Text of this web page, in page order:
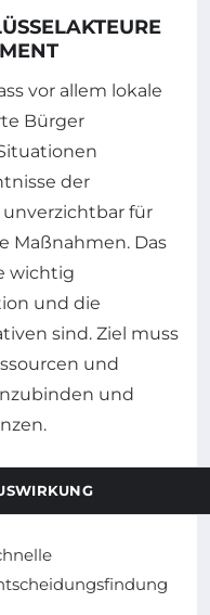
vor allem lokale
Bürger
der
für
Maßnahmen. Das
wichtig
und die
sind. Ziel muss
und
und